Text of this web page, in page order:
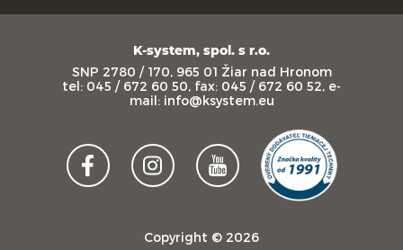
K-system, spol. s r.o.
SNP 2780 / 170, 965 01 Žiar nad Hronom
tel: 045 / 672 60 50, fax: 045 / 672 60 52, e-
mail: info@ksystem.eu
Copyright © 2026